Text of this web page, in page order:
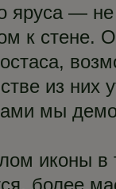
яруса —
к стене.
из них
мы
иконы в
более